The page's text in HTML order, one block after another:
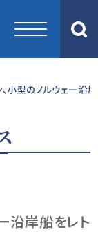
、小型のノルウェー沿
沿岸船をレト